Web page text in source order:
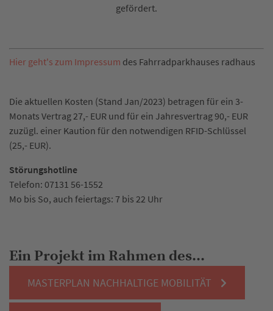
gefördert.
Hier geht's zum Impressum des Fahrradparkhauses radhaus
Die aktuellen Kosten (Stand Jan/2023) betragen für ein 3-
Monats Vertrag 27,- EUR und für ein Jahresvertrag 90,- EUR
zuzügl. einer Kaution für den notwendigen RFID-Schlüssel
(25,- EUR).
Störungshotline
Telefon: 07131 56-1552
Mo bis So, auch feiertags: 7 bis 22 Uhr
Ein Projekt im Rahmen des...
MASTERPLAN NACHHALTIGE MOBILITÄT